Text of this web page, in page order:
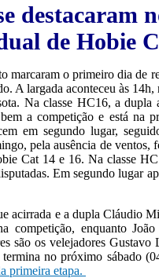
destacaram
de Hobie
marcaram o primeiro dia de
A largada aconteceu às
Na classe HC16, a
a competição e está na
em segundo lugar,
pela ausência de ventos,
Cat 14 e 16. Na classe
Em segundo lugar
acirrada e a dupla Cláudio
competição, enquanto
são os velejadores
termina no próximo sábado
primeira etapa.